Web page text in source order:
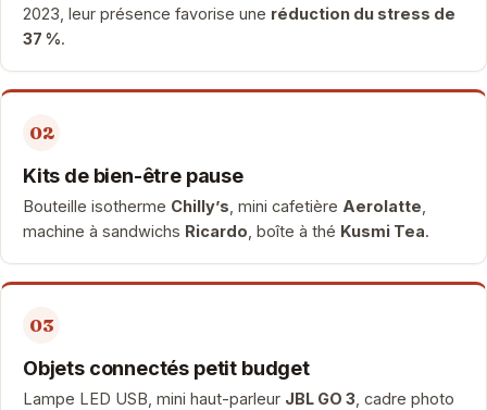
2023, leur présence favorise une réduction du stress de
37 %.
02
Kits de bien-être pause
Bouteille isotherme Chilly’s , mini cafetière Aerolatte
machine à sandwichs Ricardo , boîte à thé Kusmi Tea.
03
Objets connectés petit budget
Lampe LED USB, mini haut-parleur JBL GO 3 , cadre photo